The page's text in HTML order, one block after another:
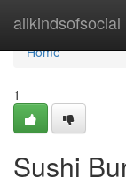
allkindsofsocial
Home
Home
1
Sushi